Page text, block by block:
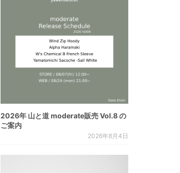
2026年 山と道 moderate販売 Vol.8 の
ご案内
2026年8月4日